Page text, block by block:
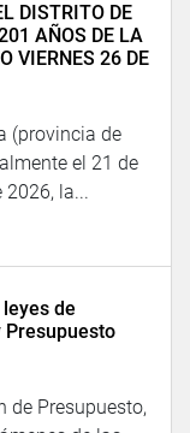
DISTRITO DE
AÑOS DE LA
VIERNES 26 DE
(provincia de
el 21 de
2026, la...
de
Presupuesto
de Presupuesto,